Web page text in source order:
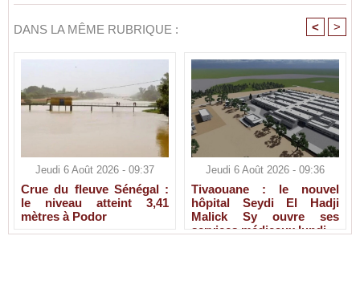
DANS LA MÊME RUBRIQUE : < >
Jeudi 6 Août 2026 - 09:37
Crue du fleuve Sénégal :
le niveau atteint 3,41
mètres à Podor
Jeudi 6 Août 2026 - 09:36
Tivaouane : le nouvel
hôpital Seydi El Hadji
Malick Sy ouvre ses
services médicaux lundi